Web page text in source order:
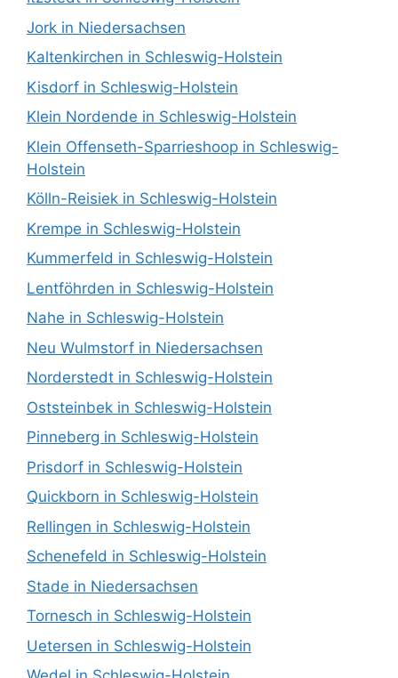
Jork in Niedersachsen
Kaltenkirchen in Schleswig-Holstein
Kisdorf in Schleswig-Holstein
Klein Nordende in Schleswig-Holstein
Klein Offenseth-Sparrieshoop in Schleswig-
Holstein
Kölln-Reisiek in Schleswig-Holstein
Krempe in Schleswig-Holstein
Kummerfeld in Schleswig-Holstein
Lentföhrden in Schleswig-Holstein
Nahe in Schleswig-Holstein
Neu Wulmstorf in Niedersachsen
Norderstedt in Schleswig-Holstein
Oststeinbek in Schleswig-Holstein
Pinneberg in Schleswig-Holstein
Prisdorf in Schleswig-Holstein
Quickborn in Schleswig-Holstein
Rellingen in Schleswig-Holstein
Schenefeld in Schleswig-Holstein
Stade in Niedersachsen
Tornesch in Schleswig-Holstein
Uetersen in Schleswig-Holstein